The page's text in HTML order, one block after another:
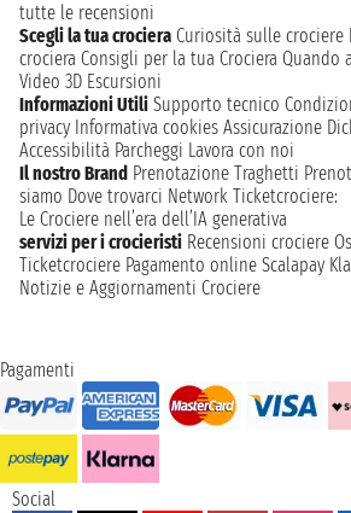
tutte le recensioni
Scegli la tua crociera Curiosità sulle crociere
crociera Consigli per la tua Crociera Quando
Video 3D Escursioni
Informazioni Utili Supporto tecnico
privacy Informativa cookies Assicurazione
Accessibilità Parcheggi Lavora con noi
Il nostro Brand Prenotazione Traghetti
siamo Dove trovarci Network Ticketcrociere:
Le Crociere nell’era dell’IA generativa
servizi per i crocieristi Recensioni crociere
Ticketcrociere Pagamento online Scalapay
Notizie e Aggiornamenti Crociere
Pagamenti
Social